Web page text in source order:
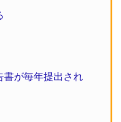
書が毎年提出され